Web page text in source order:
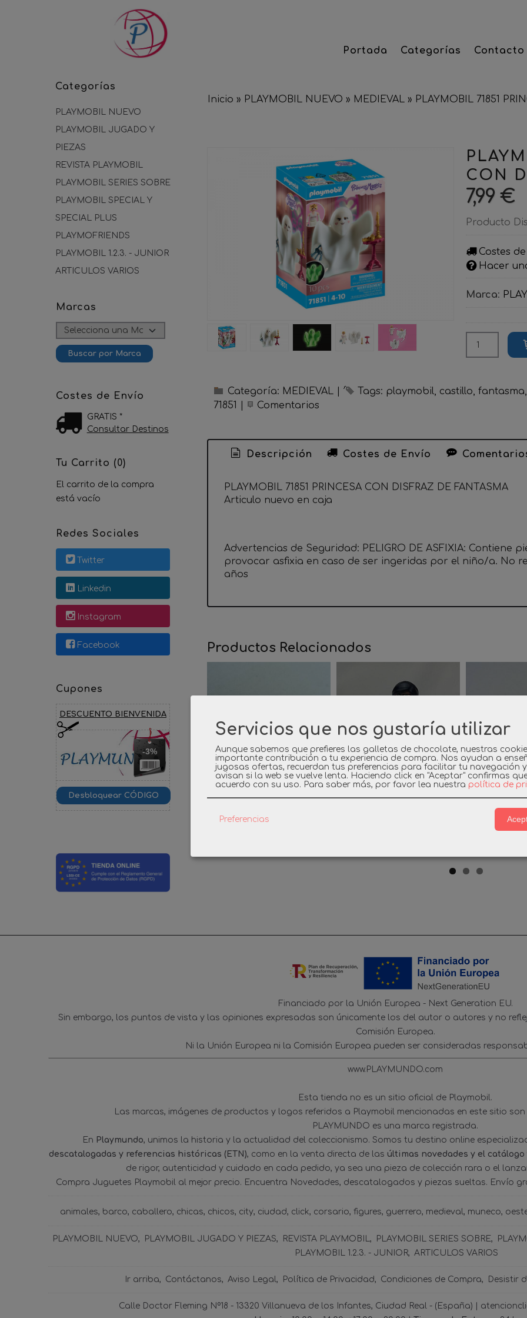
Portada Categorías Contacto
Categorías
PLAYMOBIL NUEVO
PLAYMOBIL JUGADO Y
PIEZAS
REVISTA PLAYMOBIL
PLAYMOBIL SERIES SOBRE
PLAYMOBIL SPECIAL Y
SPECIAL PLUS
PLAYMOFRIENDS
PLAYMOBIL 1.2.3. - JUNIOR
ARTICULOS VARIOS
Marcas
Costes de Envío
GRATIS *
Consultar Destinos
Tu Carrito (0)
El carrito de la compra
está vacío
Redes Sociales
Twitter
Linkedin
Instagram
Facebook
Cupones
DESCUENTO BIENVENIDA
-3%
Inicio » PLAYMOBIL NUEVO » MEDIEVAL » PLAYMOBIL 71851
CON
7,99 €
Producto
Costes
Hacer
Marca:
Categoría: MEDIEVAL Tags: playmobil castillo fantasma
71851
Comentarios
Descripción Costes de Envío
PLAYMOBIL 71851 PRINCESA CON DISFRAZ DE FANTASMA
Articulo nuevo en caja
Advertencias de Seguridad: PELIGRO DE ASFIXIA: Contiene
provocar asfixia en caso de ser ingeridas por el niño/a. No
años
Productos Relacionados
PLAYMOBIL ANTENA
PLAYMOBIL MUÑECO
Financiado por la Unión Europea - Next Generation EU.
Sin embargo, los puntos de vista y las opiniones expresadas son únicamente los del autor o autores y no
Comisión Europea.
Ni la Unión Europea ni la Comisión Europea pueden ser consideradas
www.PLAYMUNDO.com
Esta tienda no es un sitio oficial de Playmobil.
Las marcas, imágenes de productos y logos referidos a Playmobil mencionadas en este sitio
PLAYMUNDO es una marca registrada.
En Playmundo, unimos la historia y la actualidad del coleccionismo. Somos tu destino online
descatalogadas y referencias históricas (ETN), como en la venta directa de las últimas novedades y el
de rigor, autenticidad y cuidado en cada pedido, ya sea una pieza de colección rara o el
Compra Juguetes Playmobil al mejor precio. Encuentra Novedades, descatalogados y piezas sueltas. Envío
animales barco caballero chicas chicos city ciudad click corsario figures guerrero medieval muneco
PLAYMOBIL NUEVO PLAYMOBIL JUGADO Y PIEZAS REVISTA PLAYMOBIL PLAYMOBIL SERIES SOBRE
PLAYMOBIL 1.2.3. - JUNIOR
ARTICULOS VARIOS
Ir arriba Contáctanos Aviso Legal Política de Privacidad Condiciones de Compra Desistir
Calle Doctor Fleming Nº18 - 13320 Villanueva de los Infantes, Ciudad Real - (España) |
Servicios que nos gustaría utilizar
Aunque sabemos que prefieres las galletas de chocolate, nuestras
importante contribución a tu experiencia de compra. Nos ayudan a
jugosas ofertas, recuerdan tus preferencias para facilitar tu navegación
avisan si la web se vuelve lenta. Haciendo click en "Aceptar" confirmas
acuerdo con su uso. Para saber más, por favor lea nuestra política de
Preferencias